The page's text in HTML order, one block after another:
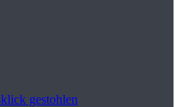
gestohlen